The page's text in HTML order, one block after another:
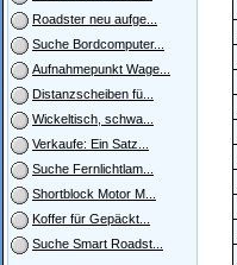
Roadster neu aufge...
Suche Bordcomputer...
Aufnahmepunkt Wage...
Distanzscheiben fü...
Wickeltisch, schwa...
Verkaufe: Ein Satz...
Suche Fernlichtlam...
Shortblock Motor M...
Koffer für Gepäckt...
Suche Smart Roadst...